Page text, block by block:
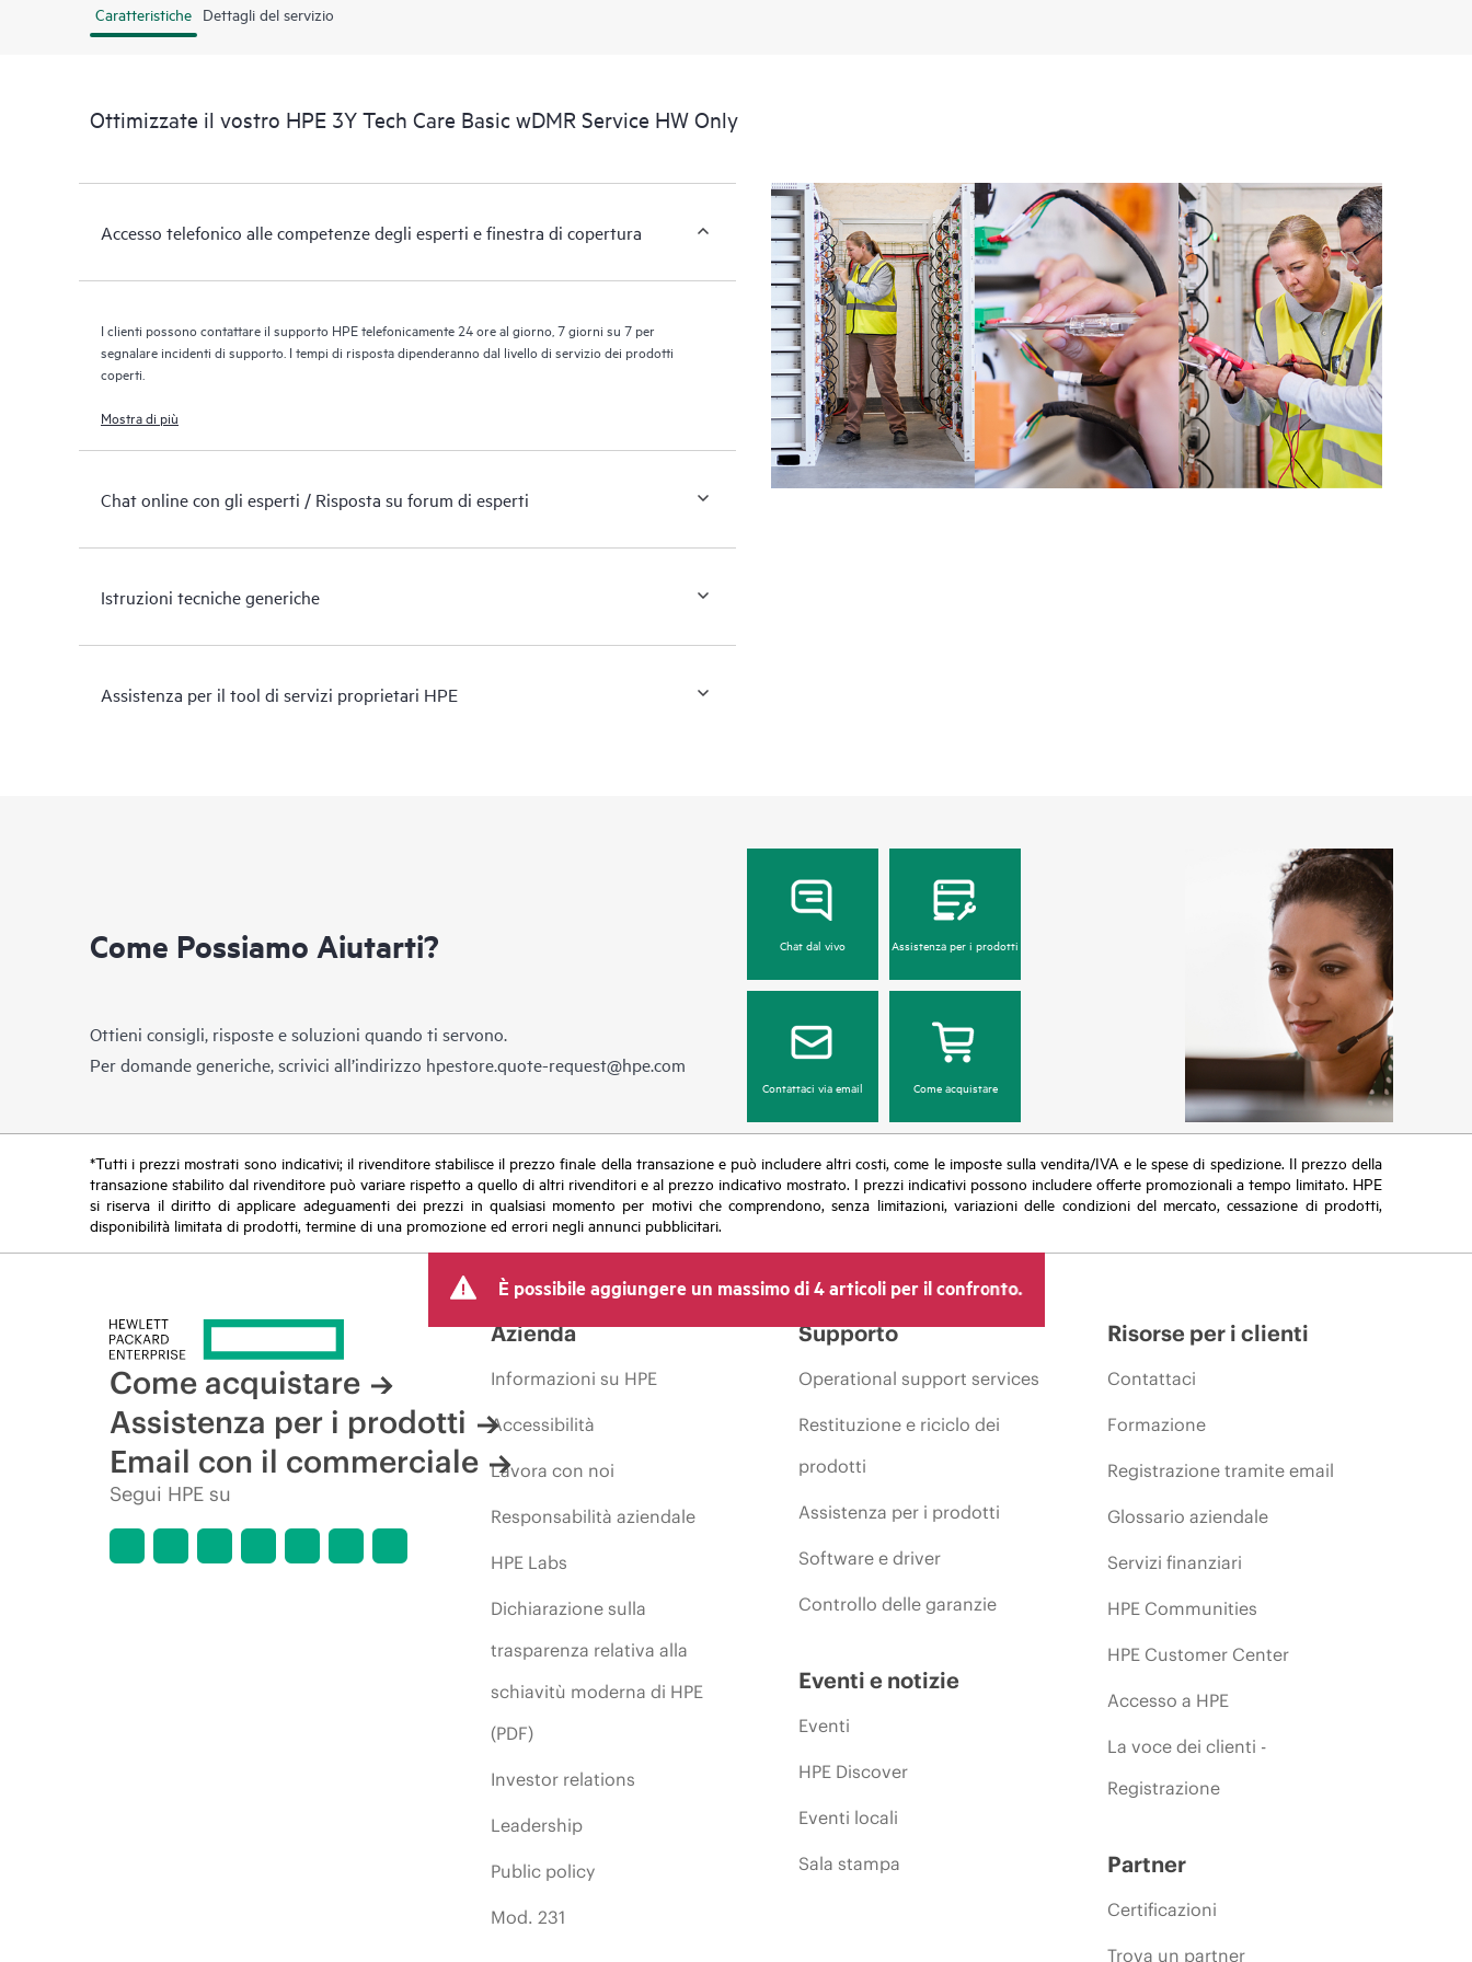
Caratteristiche Dettagli del servizio
Ottimizzate il vostro HPE 3Y Tech Care Basic wDMR Service HW Only
Accesso telefonico alle competenze degli esperti e finestra di copertura
I clienti possono contattare il supporto HPE telefonicamente 24 ore al giorno, 7 giorni su 7 per
segnalare incidenti di supporto. I tempi di risposta dipenderanno dal livello di servizio dei prodotti
coperti.
Mostra di più
Chat online con gli esperti / Risposta su forum di esperti
Istruzioni tecniche generiche
Assistenza per il tool di servizi proprietari HPE
Come Possiamo Aiutarti?
Ottieni consigli, risposte e soluzioni quando ti servono.
Per domande generiche, scrivici all’indirizzo hpestore.quote-request@hpe.com
Chat dal vivo Assistenza per i prodotti
Contattaci via email Come acquistare
*Tutti i prezzi mostrati sono indicativi; il rivenditore stabilisce il prezzo finale della transazione e può includere altri costi, come le imposte sulla vendita/IVA e le spese di spedizione. Il prezzo della
transazione stabilito dal rivenditore può variare rispetto a quello di altri rivenditori e al prezzo indicativo mostrato. I prezzi indicativi possono includere offerte promozionali a tempo limitato. HPE
si riserva il diritto di applicare adeguamenti dei prezzi in qualsiasi momento per motivi che comprendono, senza limitazioni, variazioni delle condizioni del mercato, cessazione di prodotti,
disponibilità limitata di prodotti, termine di una promozione ed errori negli annunci pubblicitari.
È possibile aggiungere un massimo di 4 articoli per il confronto.
Come acquistare
Assistenza per i prodotti
Email con il commerciale
Segui HPE su
Azienda
Informazioni su HPE
Accessibilità
Lavora con noi
Responsabilità aziendale
HPE Labs
Dichiarazione sulla
trasparenza relativa alla
schiavitù moderna di HPE
(PDF)
Investor relations
Leadership
Public policy
Mod. 231
Supporto
Operational support services
Restituzione e riciclo dei
prodotti
Assistenza per i prodotti
Software e driver
Controllo delle garanzie
Eventi e notizie
Eventi
HPE Discover
Eventi locali
Sala stampa
Risorse per i clienti
Contattaci
Formazione
Registrazione tramite email
Glossario aziendale
Servizi finanziari
HPE Communities
HPE Customer Center
Accesso a HPE
La voce dei clienti -
Registrazione
Partner
Certificazioni
Trova un partner